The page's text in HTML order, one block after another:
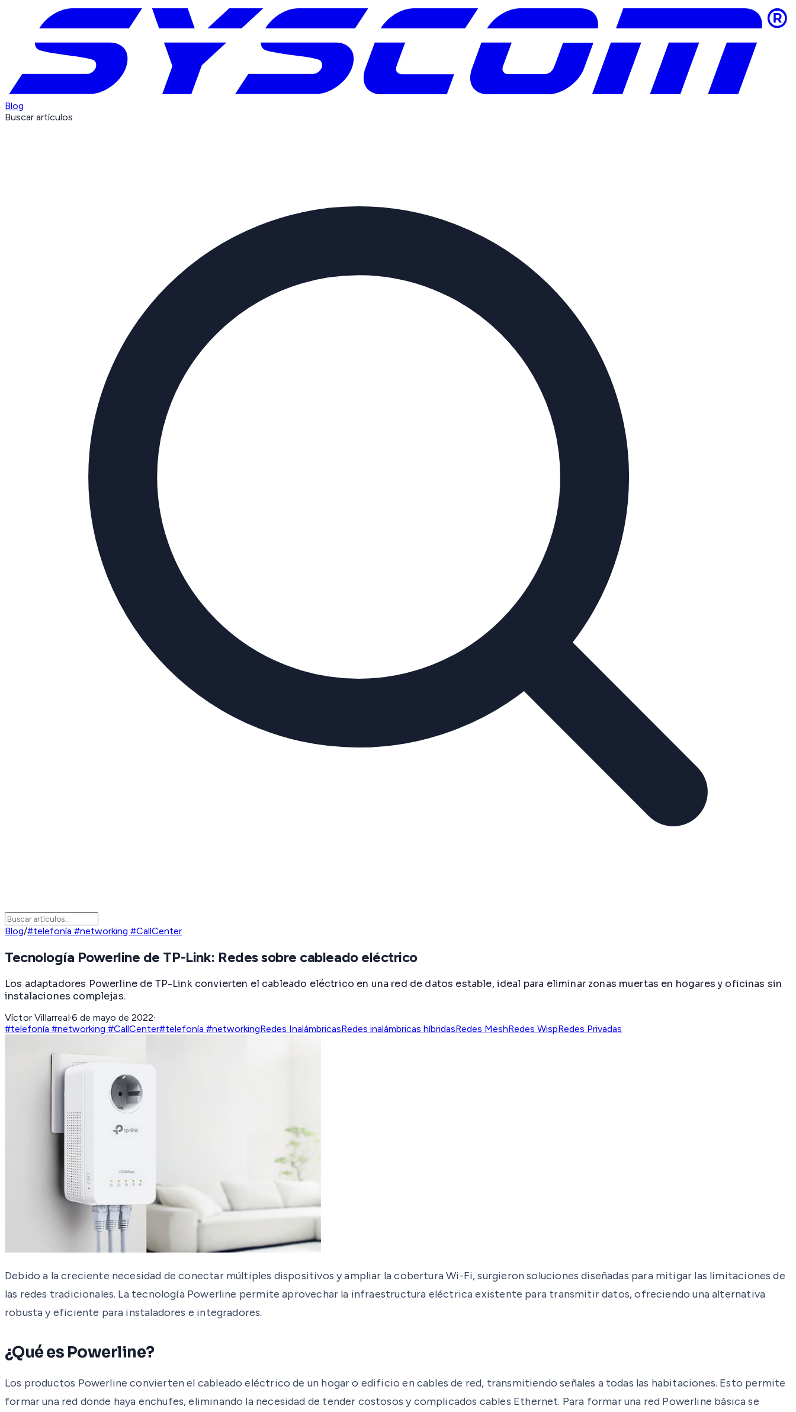
Blog
Buscar artículos
Blog/#telefonía #networking #CallCenter
Tecnología Powerline de TP-Link: Redes sobre cableado eléctrico
Los adaptadores Powerline de TP-Link convierten el cableado eléctrico en una red de datos estable, ideal para eliminar zonas muertas en hogares y oficinas sin
instalaciones complejas.
Víctor Villarreal·6 de mayo de 2022·
#telefonía #networking #CallCenter#telefonía #networkingRedes InalámbricasRedes inalámbricas híbridasRedes MeshRedes WispRedes Privadas
Debido a la creciente necesidad de conectar múltiples dispositivos y ampliar la cobertura Wi-Fi, surgieron soluciones diseñadas para mitigar las limitaciones de
las redes tradicionales. La tecnología Powerline permite aprovechar la infraestructura eléctrica existente para transmitir datos, ofreciendo una alternativa
robusta y eficiente para instaladores e integradores.
¿Qué es Powerline?
Los productos Powerline convierten el cableado eléctrico de un hogar o edificio en cables de red, transmitiendo señales a todas las habitaciones. Esto permite
formar una red donde haya enchufes, eliminando la necesidad de tender costosos y complicados cables Ethernet. Para formar una red Powerline básica se